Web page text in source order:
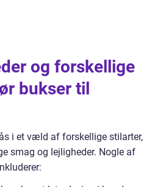
og forskellige
bukser til
i et væld af forskellige stilarter,
smag og lejligheder. Nogle af